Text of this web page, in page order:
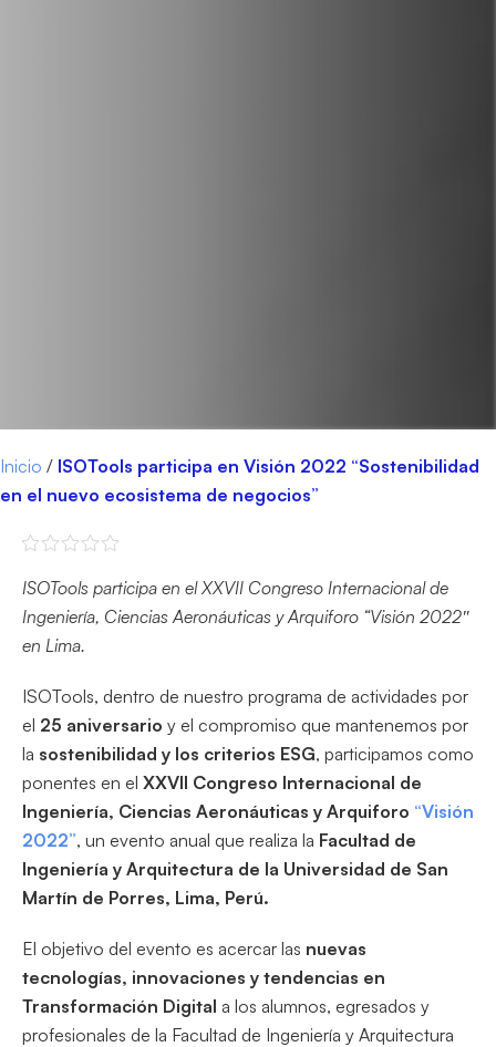
Inicio / ISOTools participa en Visión 2022 “Sostenibilidad
en el nuevo ecosistema de negocios”
ISOTools participa en el XXVII Congreso Internacional de
Ingeniería, Ciencias Aeronáuticas y Arquiforo “Visión 2022″
en Lima.
ISOTools, dentro de nuestro programa de actividades por
el 25 aniversario y el compromiso que mantenemos por
la sostenibilidad y los criterios ESG, participamos como
ponentes en el XXVII Congreso Internacional de
Ingeniería, Ciencias Aeronáuticas y Arquiforo “Visión
2022”, un evento anual que realiza la Facultad de
Ingeniería y Arquitectura de la Universidad de San
Martín de Porres, Lima, Perú.
El objetivo del evento es acercar las nuevas
tecnologías, innovaciones y tendencias en
Transformación Digital a los alumnos, egresados y
profesionales de la Facultad de Ingeniería y Arquitectura